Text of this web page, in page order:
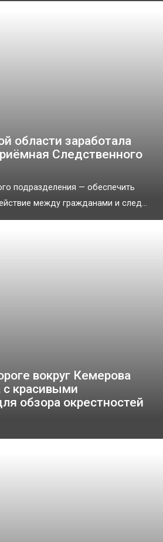
области заработала
Следственного
подразделения — обеспечить
между гражданами и след...
вокруг Кемерова
с красивыми
обзора окрестностей